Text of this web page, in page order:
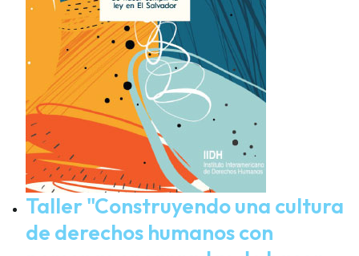
Taller "Construyendo una cultura
de derechos humanos con